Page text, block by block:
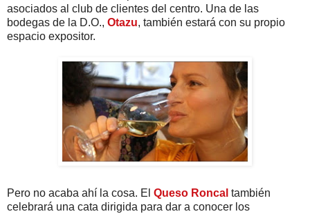
asociados al club de clientes del centro. Una de las
bodegas de la D.O., Otazu, también estará con su propio
espacio expositor.
Pero no acaba ahí la cosa. El Queso Roncal también
celebrará una cata dirigida para dar a conocer los